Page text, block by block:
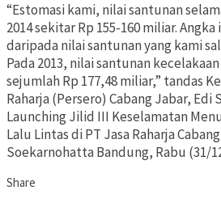
“Estomasi kami, nilai santunan
2014 sekitar Rp 155-160 miliar.
daripada nilai santunan yang kami
Pada 2013, nilai santunan
sejumlah Rp 177,48 miliar,” tandas
Raharja (Persero) Cabang Jabar, Edi
Launching Jilid III Keselamatan
Lalu Lintas di PT Jasa Raharja
Soekarnohatta Bandung, Rabu (31/
Share